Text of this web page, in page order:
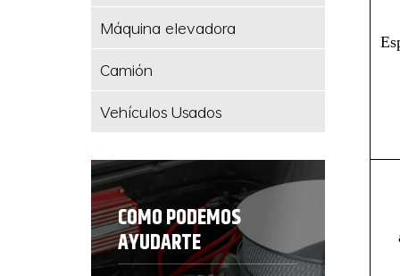
Máquina elevadora
Camión
Vehículos Usados
COMO PODEMOS
AYUDARTE